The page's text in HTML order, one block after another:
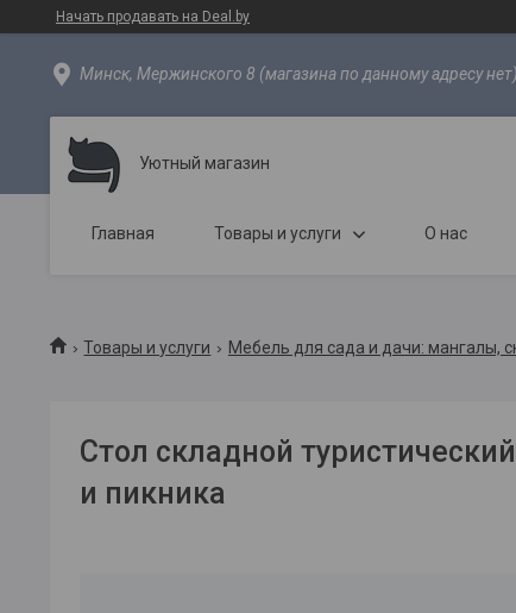
Начать продавать на Deal.by
Минск, Мержинского 8 (магазина по данному адресу
Уютный магазин
Главная Товары и услуги О нас
Товары и услуги Мебель для сада и дачи: мангалы,
Стол складной
и пикника